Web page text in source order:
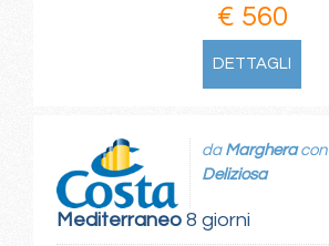
€ 560
DETTAGLI
Mediterraneo8 giorni
da Margheracon
Deliziosa